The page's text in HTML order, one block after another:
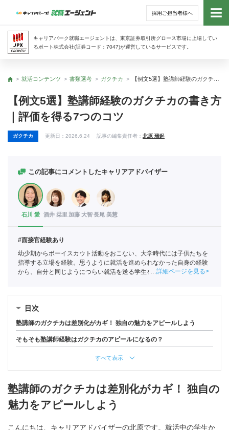
採用ご担当者様へ
キャリアパーク就職エージェントは、東京証券取引所グロース市場に上場してい
るポート株式会社(証券コード：7047)が運営しているサービスです。
トッ
トップ
就活コンテンツ 書類選考 ガクチカ
【例文5選】塾講師経験のガクチカの書き方
｜評価を得る7つのコツ
ガクチカ 更新日： 2026.6.24 記事の編集責任者： 北原 瑞起
この記事にコメントしたキャリアアドバイザー
石川 愛 酒井 栞里 加藤 大智長尾 美慧
#面接官経験あり
幼少期からボーイスカウト活動をおこない、大学時代には子供たちを
指導する立場を経験。思うように就活を進められなかった自身の経験
から、自分と同じようにつらい就活を送る学生を1人でも少なくした
詳細ページを見る
目次
塾講師のガクチカは差別化がカギ！ 独自の魅力をアピールしよう
そもそも塾講師経験はガクチカのアピールになるの？
すべて表示
塾講師のガクチカは差別化がカギ！ 独自の
魅力をアピールしよう
こんにちは、キャリアアドバイザーの北原です。就活中の学生か